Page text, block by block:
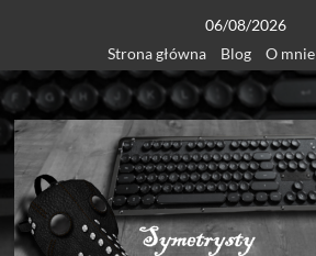
content
06/08/2026
Strona główna
Blog O mnie